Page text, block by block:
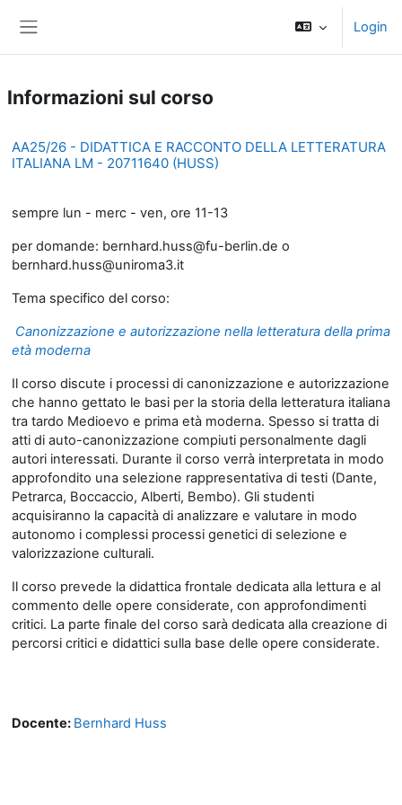
Login
Informazioni sul corso
AA25/26 - DIDATTICA E RACCONTO DELLA LETTERATURA
ITALIANA LM - 20711640 (HUSS)
sempre lun - merc - ven, ore 11-13
per domande: bernhard.huss@fu-berlin.de o
bernhard.huss@uniroma3.it
Tema specifico del corso:
Canonizzazione e autorizzazione nella letteratura della prima
età moderna
Il corso discute i processi di canonizzazione e autorizzazione
che hanno gettato le basi per la storia della letteratura italiana
tra tardo Medioevo e prima età moderna. Spesso si tratta di
atti di auto-canonizzazione compiuti personalmente dagli
autori interessati. Durante il corso verrà interpretata in modo
approfondito una selezione rappresentativa di testi (Dante,
Petrarca, Boccaccio, Alberti, Bembo). Gli studenti
acquisiranno la capacità di analizzare e valutare in modo
autonomo i complessi processi genetici di selezione e
valorizzazione culturali.
Il corso prevede la didattica frontale dedicata alla lettura e al
commento delle opere considerate, con approfondimenti
critici. La parte finale del corso sarà dedicata alla creazione di
percorsi critici e didattici sulla base delle opere considerate.
Docente: Bernhard Huss